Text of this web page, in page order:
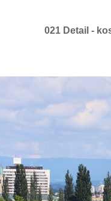
021 Detail -